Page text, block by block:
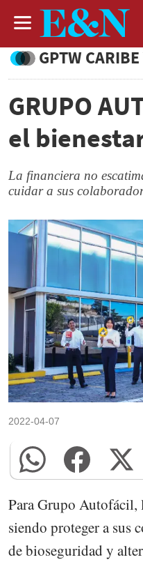
GPTW
GRUPO
el
La financiera no
cuidar a sus
2022-04-07
Para Grupo
siendo proteger a sus
de bioseguridad y